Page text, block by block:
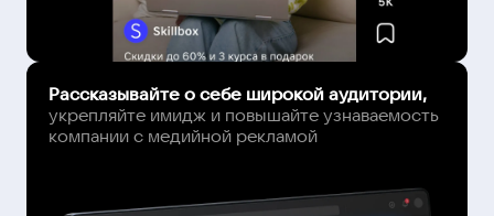
Рассказывайте о себе широкой аудитории,
укрепляйте имидж и повышайте узнаваемость
компании с медийной рекламой